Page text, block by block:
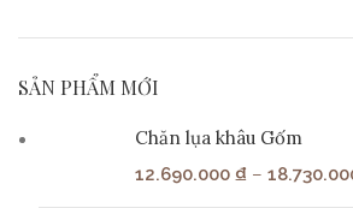
SẢN PHẨM MỚI
Chăn lụa khâu Gốm
12.690.000 ₫ –